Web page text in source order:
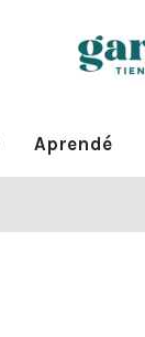
Aprendé